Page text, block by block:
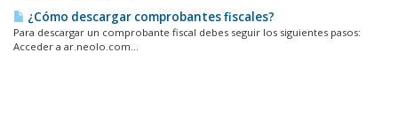
¿Cómo descargar comprobantes fiscales?
Para descargar un comprobante fiscal debes seguir los siguientes pasos:
Acceder a ar.neolo.com...